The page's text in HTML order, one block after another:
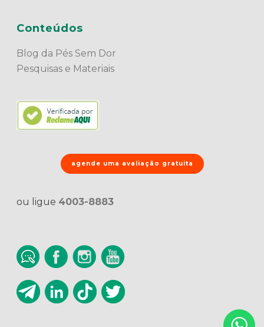
Conteúdos
Blog da Pés Sem Dor
Pesquisas e Materiais
agende uma avaliação gratuita
ou ligue 4003-8883